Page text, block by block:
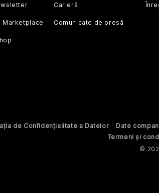
Marketplace
Carieră
Comunicate de presă
de Confidențialitate a Datelor Date
Termeni și
©